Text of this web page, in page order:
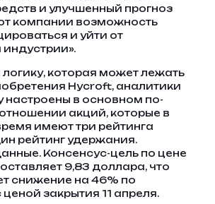
и улучшенный прогноз
компании возможность
и уйти от
индустрии».
которая может лежать
Hycroft, аналитики
настроены в основном по-
акций, которые в
имеют три рейтинга
рейтинг удержания.
Консенсус-цель по цене
9,83 доллара, что
снижение на 46% по
закрытия 11 апреля.